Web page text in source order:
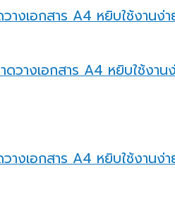
วางเอกสาร A4 หยิบใช้งาน
วางเอกสาร A4 หยิบใช้งาน